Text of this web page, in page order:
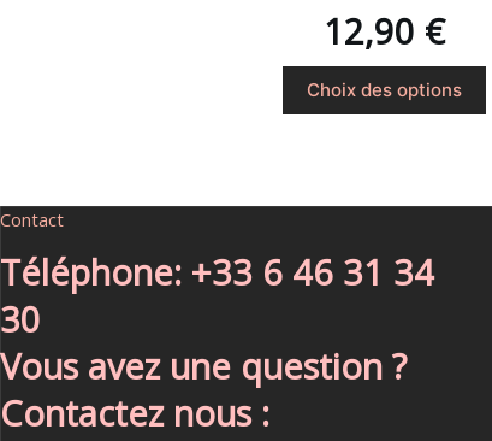
12,90 €
Choix des options
Contact
Téléphone: +33 6 46 31 34
30
Vous avez une question ?
Contactez nous :